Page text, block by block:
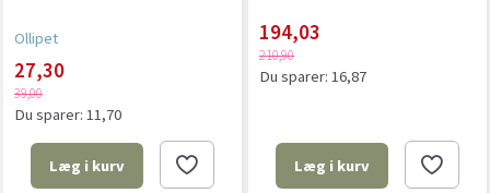
Ollipet
27,30
39,00
Du sparer: 11,70
Læg i kurv
194,03
210,90
Du sparer: 16,87
Læg i kurv